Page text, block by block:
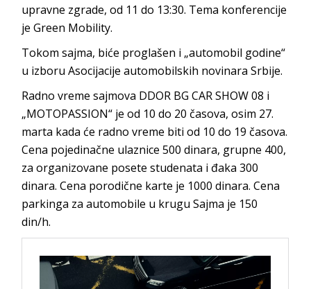
upravne zgrade, od 11 do 13:30. Tema konferencije
je Green Mobility.
Tokom sajma, biće proglašen i „automobil godine“
u izboru Asocijacije automobilskih novinara Srbije.
Radno vreme sajmova DDOR BG CAR SHOW 08 i
„MOTOPASSION“ je od 10 do 20 časova, osim 27.
marta kada će radno vreme biti od 10 do 19 časova.
Cena pojedinačne ulaznice 500 dinara, grupne 400,
za organizovane posete studenata i đaka 300
dinara. Cena porodične karte je 1000 dinara. Cena
parkinga za automobile u krugu Sajma je 150
din/h.